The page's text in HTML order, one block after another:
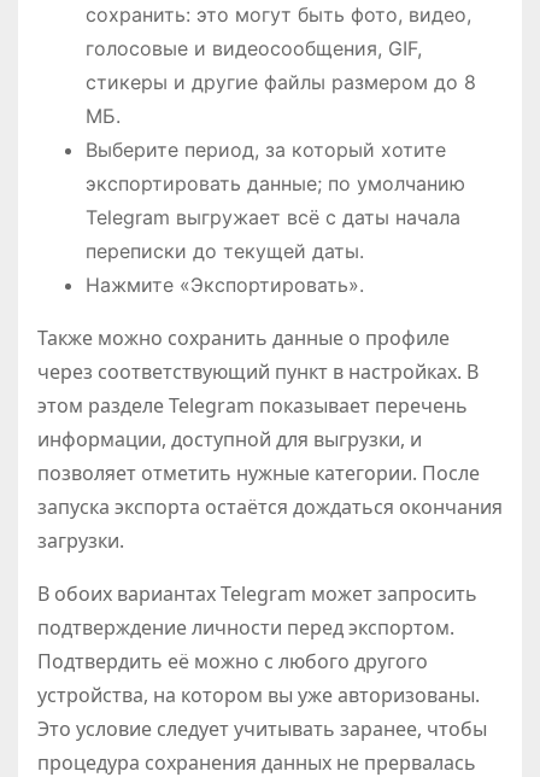
сохранить: это могут быть фото, видео,
голосовые и видеосообщения, GIF,
стикеры и другие файлы размером до 8
МБ.
Выберите период, за который хотите
экспортировать данные; по умолчанию
Telegram выгружает всё с даты начала
переписки до текущей даты.
Нажмите «Экспортировать».
Также можно сохранить данные о профиле
через соответствующий пункт в настройках. В
этом разделе Telegram показывает перечень
информации, доступной для выгрузки, и
позволяет отметить нужные категории. После
запуска экспорта остаётся дождаться окончания
загрузки.
В обоих вариантах Telegram может запросить
подтверждение личности перед экспортом.
Подтвердить её можно с любого другого
устройства, на котором вы уже авторизованы.
Это условие следует учитывать заранее, чтобы
процедура сохранения данных не прервалась